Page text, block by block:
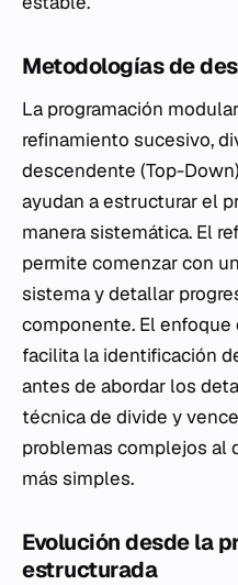
Metodologías de
La programación
refinamiento sucesivo,
descendente (Top-
ayudan a estructurar el
manera sistemática. El
permite comenzar con
sistema y detallar
componente. El
facilita la identificación
antes de abordar los
técnica de divide y
problemas complejos al
más simples.
Evolución desde la
estructurada